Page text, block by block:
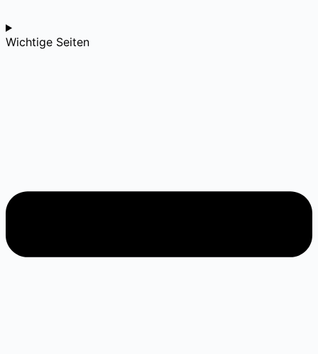
Wichtige Seiten